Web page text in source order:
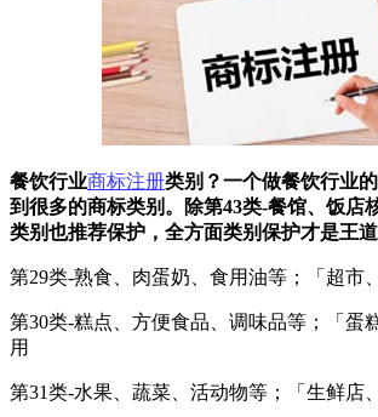
餐饮行业商标注册类别？一个做餐饮行业
到很多的商标类别。除第43类-餐馆、饭店
类别也推荐保护，全方面类别保护才是王道
第29类-熟食、肉蛋奶、食用油等；「超市
第30类-糕点、方便食品、调味品等；「蛋
用
第31类-水果、蔬菜、活动物等；「生鲜店